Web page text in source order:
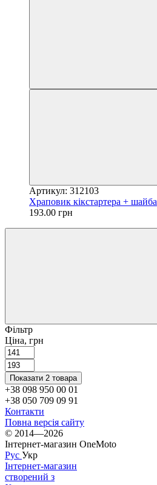
Артикул: 312103
Храповик кікстартера + шайба
193.00 грн
Фільтр
Ціна, грн
Показати 2 товара
+38 098 950 00 01
+38 050 709 09 91
Контакти
Повна версія сайту
© 2014—2026
Інтернет-магазин OneMoto
Рус Укр
Інтернет-магазин
створений з